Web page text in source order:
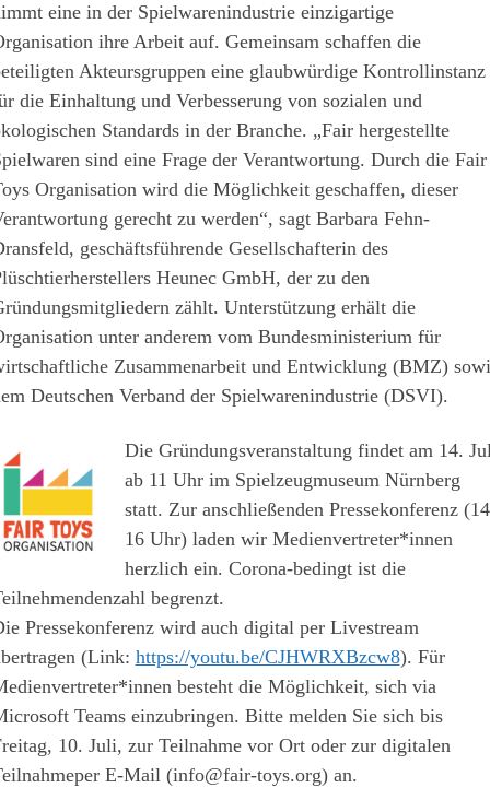
eine in der Spielwarenindustrie einzigartige
ihre Arbeit auf. Gemeinsam schaffen die
Akteursgruppen eine glaubwürdige Kontrollinstanz
die Einhaltung und Verbesserung von sozialen und
Standards in der Branche. „Fair hergestellte
sind eine Frage der Verantwortung. Durch die Fair
Organisation wird die Möglichkeit geschaffen, dieser
gerecht zu werden“, sagt Barbara Fehn-
geschäftsführende Gesellschafterin des
Heunec GmbH, der zu den
zählt. Unterstützung erhält die
unter anderem vom Bundesministerium für
Zusammenarbeit und Entwicklung (BMZ)
Deutschen Verband der Spielwarenindustrie (DSVI).
Die Gründungsveranstaltung findet am 14.
ab 11 Uhr im Spielzeugmuseum Nürnberg
statt. Zur anschließenden Pressekonferenz
16 Uhr) laden wir Medienvertreter*innen
herzlich ein. Corona-bedingt ist die
begrenzt.
Pressekonferenz wird auch digital per Livestream
(Link: https://youtu.be/CJHWRXBzcw8). Für
besteht die Möglichkeit, sich via
Teams einzubringen. Bitte melden Sie sich bis
10. Juli, zur Teilnahme vor Ort oder zur digitalen
E-Mail (info@fair-toys.org) an.